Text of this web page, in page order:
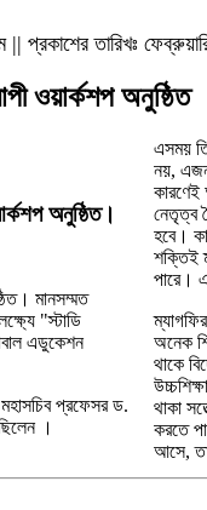
|| প্রকাশের তারিখঃ
ওয়ার্কশপ অনুষ্ঠিত
অনুষ্ঠিত।
মানসম্মত
"স্টাডি
এডুকেশন
মহাসচিব প্রফেসর ড.
।
এসময়
নয়,
নেতৃত্ব
হবে।
শক্তিই
পারে।
অনেক
থাকে
থাকা
করতে
আসে,